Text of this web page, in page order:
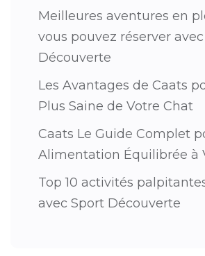
Meilleures aventures en
vous pouvez réserver
Découverte
Les Avantages de Caats
Plus Saine de Votre Chat
Caats Le Guide Complet
Alimentation Équilibrée à
Top 10 activités
avec Sport Découverte